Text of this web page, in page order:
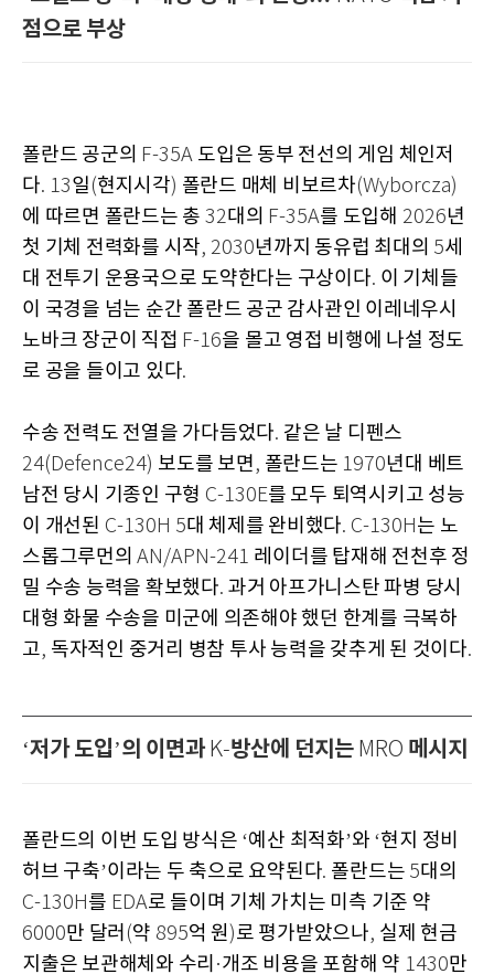
점으로 부상
폴란드 공군의 F-35A 도입은 동부 전선의 게임 체인저
다. 13일 (현지시각) 폴란드 매체 비보르차(Wyborcza)
에 따르면 폴란드는 총 32대의 F-35A를 도입해 2026년
첫 기체 전력화를 시작, 2030년까지 동유럽 최대의 5세
대 전투기 운용국으로 도약한다는 구상이다. 이 기체들
이 국경을 넘는 순간 폴란드 공군 감사관인 이레네우시
노바크 장군이 직접 F-16을 몰고 영접 비행에 나설 정도
로 공을 들이고 있다.
수송 전력도 전열을 가다듬었다. 같은 날 디펜스
24(Defence24) 보도를 보면, 폴란드는 1970년대 베트
남전 당시 기종인 구형 C-130E를 모두 퇴역시키고 성능
이 개선된 C-130H 5대 체제를 완비했다. C-130H 는 노
스롭그루먼의AN/APN-241 레이더를 탑재해 전천후 정
밀 수송 능력을 확보했다. 과거 아프가니스탄 파병 당시
대형 화물 수송을 미군에 의존해야 했던 한계를 극복하
고, 독자적인 중거리 병참 투사 능력을 갖추게 된 것이다.
‘저가 도입’의 이면과 K-방산에 던지는 MRO 메시지
폴란드의 이번 도입 방식은 ‘예산 최적화’와 ‘현지 정비
허브 구축’이라는 두 축으로 요약된다. 폴란드는 5대의
C-130H 를 EDA로 들이며 기체 가치는 미측 기준 약
6000만 달러 (약 895억 원 )로 평가받았으나, 실제 현금
지출은 보관해체와 수리 ·개조 비용을 포함해 약 1430만